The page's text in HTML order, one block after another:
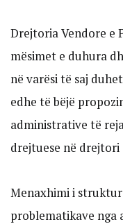
Drejtoria Vendore e
mësimet e duhura
në varësi të saj
edhe të bëjë
administrative të
drejtuese në drejtori
Menaxhimi i
problematikave nga